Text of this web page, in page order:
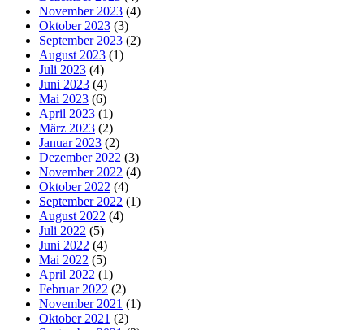
November 2023 (4)
Oktober 2023 (3)
September 2023 (2)
August 2023 (1)
Juli 2023 (4)
Juni 2023 (4)
Mai 2023 (6)
April 2023 (1)
März 2023 (2)
Januar 2023 (2)
Dezember 2022 (3)
November 2022 (4)
Oktober 2022 (4)
September 2022 (1)
August 2022 (4)
Juli 2022 (5)
Juni 2022 (4)
Mai 2022 (5)
April 2022 (1)
Februar 2022 (2)
November 2021 (1)
Oktober 2021 (2)